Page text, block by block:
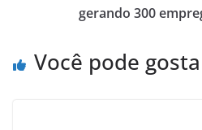
gerando 300
Você pode